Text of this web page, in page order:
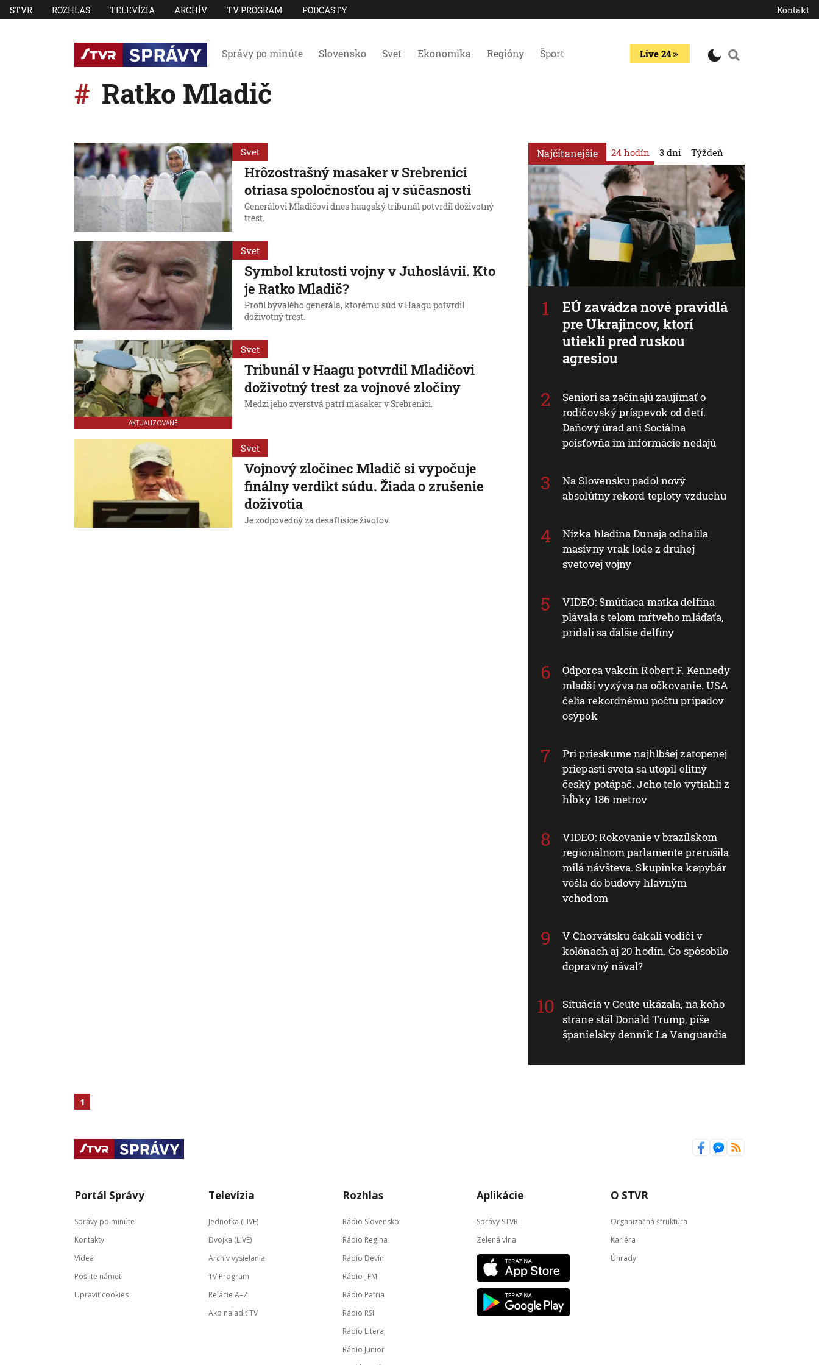
STVR ROZHLAS TELEVÍZIA ARCHÍV TV PROGRAM PODCASTY Kontakt
Správy po minúte Slovensko Svet Ekonomika Regióny Šport Live 24
Ratko Mladič
Svet
Hrôzostrašný masaker v Srebrenici
otriasa spoločnosťou aj v súčasnosti
Generálovi Mladičovi dnes haagský tribunál potvrdil doživotný
trest.
Svet
Symbol krutosti vojny v Juhoslávii. Kto
je Ratko Mladič?
Profil bývalého generála, ktorému súd v Haagu potvrdil
doživotný trest.
AKTUALIZOVANÉ
Svet
Tribunál v Haagu potvrdil Mladičovi
doživotný trest za vojnové zločiny
Medzi jeho zverstvá patrí masaker v Srebrenici.
Svet
Vojnový zločinec Mladič si vypočuje
finálny verdikt súdu. Žiada o zrušenie
doživotia
Je zodpovedný za desaťtisíce životov.
Najčítanejšie 24 hodín
EÚ zavádza nové pravidlá
pre Ukrajincov, ktorí
utiekli pred ruskou
agresiou
Seniori sa začínajú zaujímať o
rodičovský príspevok od detí.
Daňový úrad ani Sociálna
poisťovňa im informácie nedajú
Na Slovensku padol nový
absolútny rekord teploty vzduchu
Nízka hladina Dunaja odhalila
masívny vrak lode z druhej
svetovej vojny
VIDEO: Smútiaca matka delfína
plávala s telom mŕtveho mláďaťa,
pridali sa ďalšie delfíny
Odporca vakcín Robert F. Kennedy
mladší vyzýva na očkovanie. USA
čelia rekordnému počtu prípadov
osýpok
Pri prieskume najhlbšej zatopenej
priepasti sveta sa utopil elitný
český potápač. Jeho telo vytiahli z
hĺbky 186 metrov
VIDEO: Rokovanie v brazílskom
regionálnom parlamente prerušila
milá návšteva. Skupinka kapybár
vošla do budovy hlavným
vchodom
V Chorvátsku čakali vodiči v
kolónach aj 20 hodín. Čo spôsobilo
dopravný nával?
Situácia v Ceute ukázala, na koho
strane stál Donald Trump, píše
španielsky denník La Vanguardia
3 dni Týždeň
1
Portál Správy
Správy po minúte
Kontakty
Videá
Pošlite námet
Upraviť cookies
Televízia
Jednotka (LIVE)
Dvojka (LIVE)
Archív vysielania
TV Program
Relácie A–Z
Ako naladiť TV
Rozhlas
Rádio Slovensko
Rádio Regina
Rádio Devín
Rádio _FM
Rádio Patria
Rádio RSI
Rádio Litera
Rádio Junior
Aplikácie
Správy STVR
Zelená vlna
O STVR
Organizačná štruktúra
Kariéra
Úhrady